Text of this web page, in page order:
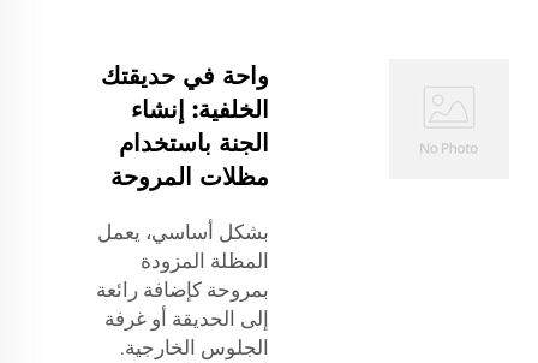
واحة في حديقتك
الخلفية: إنشاء
الجنة باستخدام
مظلات المروحة
بشكل أساسي، يعمل
المظلة المزودة
بمروحة كإضافة رائعة
إلى الحديقة أو غرفة
الجلوس الخارجية.